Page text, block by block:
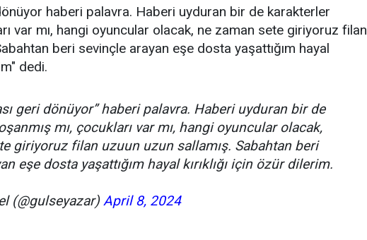
haberi palavra. Haberi uyduran bir de karakterler
var mı, hangi oyuncular olacak, ne zaman sete giriyoruz filan
beri sevinçle arayan eşe dosta yaşattığım hayal
dedi.
geri dönüyor” haberi palavra. Haberi uyduran bir de
mı, çocukları var mı, hangi oyuncular olacak,
giriyoruz filan uzuun uzun sallamış. Sabahtan beri
eşe dosta yaşattığım hayal kırıklığı için özür dilerim.
(@gulseyazar)April 8, 2024